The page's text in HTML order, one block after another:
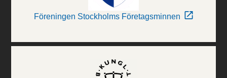
Föreningen Stockholms Företagsminnen